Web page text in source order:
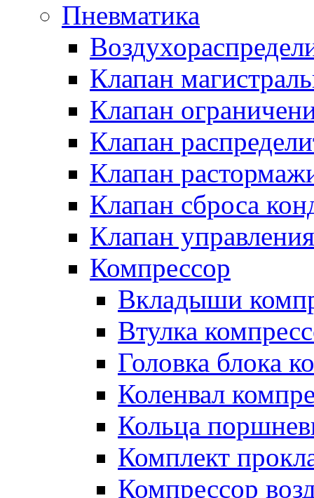
Пневматика
Клапан
Клапан
Клапан
Клапан
Клапан сброса
Клапан управления
Компрессор
Вкладыши
Втулка
Головка блока
Коленвал
Кольца
Комплект
Компрессор